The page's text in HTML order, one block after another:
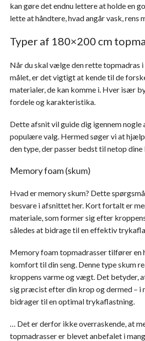
kan gøre det endnu lettere at holde en
lette at håndtere, hvad angår vask, rens
Typer af 180×200 cm
Når du skal vælge den rette topmadras
målet, er det vigtigt at kende til de
materialer, de kan komme i. Hver især
fordele og karakteristika.
Dette afsnit vil guide dig igennem nogle
populære valg. Hermed søger vi at
den type, der passer bedst til netop dine
Memory foam (skum)
Hvad er memory skum? Dette
besvare i afsnittet her. Kort fortalt er
materiale, som former sig efter
således at bidrage til en effektiv
Memory foam topmadrasser tilfører en
komfort til din seng. Denne type skum
kroppens varme og vægt. Det betyder,
sig præcist efter din krop og dermed – i
bidrager til en optimal trykaflastning.
… Det er derfor ikke overraskende, at
topmadrasser er blevet anbefalet i